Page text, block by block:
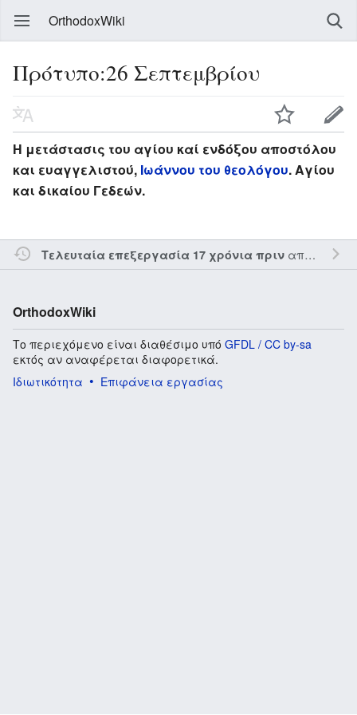
OrthodoxWiki
Πρότυπο:26 Σεπτεμβρίου
Η μετάστασις του αγίου καί ενδόξου αποστόλου
και ευαγγελιστού, Ιωάννου του θεολόγου. Αγίου
και δικαίου Γεδεών.
Τελευταία επεξεργασία 17 χρόνια πριναπό τον την
OrthodoxWiki
Το περιεχόμενο είναι διαθέσιμο υπό GFDL / CC by-sa
εκτός αν αναφέρεται διαφορετικά.
Ιδιωτικότητα
Επιφάνεια εργασίας